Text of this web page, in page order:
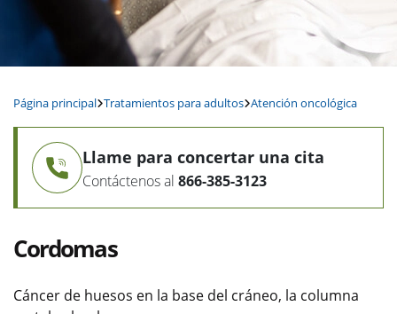
Página principal Tratamientos para adultos Atención oncológica
Llame para concertar una cita
Contáctenos al 866-385-3123
Cordomas
Cáncer de huesos en la base del cráneo, la columna